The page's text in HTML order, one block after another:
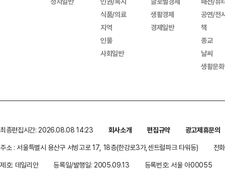
식품/의료
지역
인물
사회일반
생활경제
경제일반
공연/전
책
종교
날씨
생활문
최종편집시간: 2026.08.08 14:23 회사소개 편집규약
광고제휴문의
주소 : 서울특별시 용산구 서빙고로 17, 18층(한강로3가,센트럴파크 타워동)
전
제호: 데일리안
등록일/발행일: 2005.09.13 등록번호: 서울 아00055